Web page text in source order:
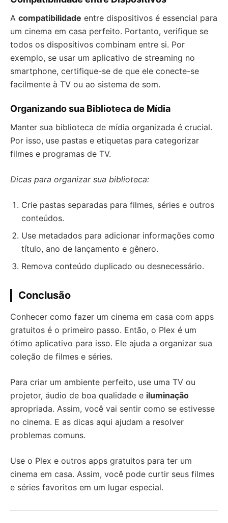
A compatibilidade entre dispositivos é essencial para
um cinema em casa perfeito. Portanto, verifique se
todos os dispositivos combinam entre si. Por
exemplo, se usar um aplicativo de streaming no
smartphone, certifique-se de que ele conecte-se
facilmente à TV ou ao sistema de som.
Organizando sua Biblioteca de Mídia
Manter sua biblioteca de mídia organizada é crucial.
Por isso, use pastas e etiquetas para categorizar
filmes e programas de TV.
Dicas para organizar sua biblioteca:
Crie pastas separadas para filmes, séries e outros
conteúdos.
Use metadados para adicionar informações como
título, ano de lançamento e gênero.
Remova conteúdo duplicado ou desnecessário.
Conclusão
Conhecer como fazer um cinema em casa com apps
gratuitos é o primeiro passo. Então, o Plex é um
ótimo aplicativo para isso. Ele ajuda a organizar sua
coleção de filmes e séries.
Para criar um ambiente perfeito, use uma TV ou
projetor, áudio de boa qualidade e iluminação
apropriada. Assim, você vai sentir como se estivesse
no cinema. E as dicas aqui ajudam a resolver
problemas comuns.
Use o Plex e outros apps gratuitos para ter um
cinema em casa. Assim, você pode curtir seus filmes
e séries favoritos em um lugar especial.